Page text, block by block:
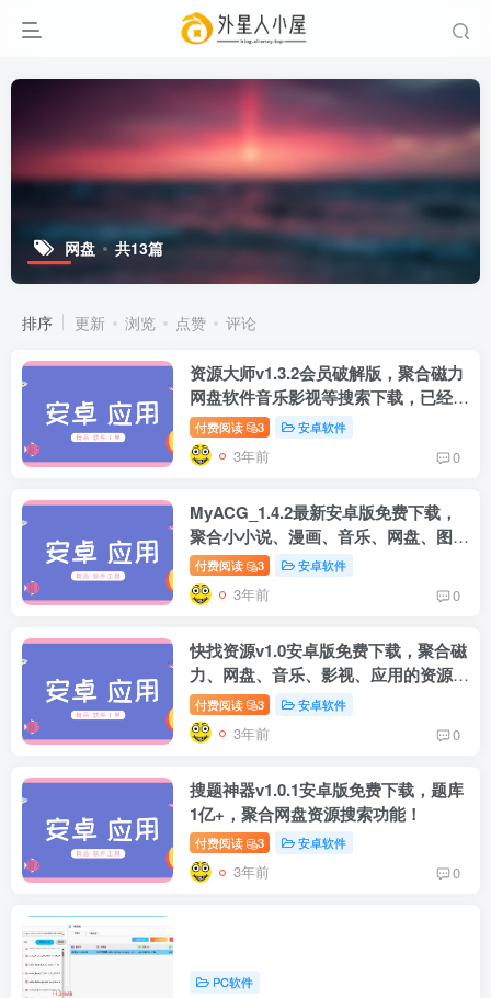
影视
、
OK接口
接口
个月
小苹果影视
v1.0.9电视盒
子破解版下
载，继续免费
白嫖直播和点
付费阅读 盒子应用
3年前 2
梅林iptv+5.2.0
电视直播软件
下载，啥频道
分类都有哦！
付费阅读
最新电视直播
源地址分享-
网盘 共13篇
排序 更新 浏览 点赞 评论
资源大师v1.3.2会员破解版，聚合磁力
网盘软件音乐影视等搜索下载，已经去
除更新提示！
付费阅读 3 安卓软件
3年前 0
MyACG_1.4.2最新安卓版免费下载，
聚合小小说、漫画、音乐、网盘、图片
等全能搜索神器！
付费阅读 3 安卓软件
3年前 0
快找资源v1.0安卓版免费下载，聚合磁
力、网盘、音乐、影视、应用的资源搜
索神器！
付费阅读 3 安卓软件
3年前 0
搜题神器v1.0.1安卓版免费下载，题库
1亿+，聚合网盘资源搜索功能！
付费阅读 3 安卓软件
3年前 0
PC软件